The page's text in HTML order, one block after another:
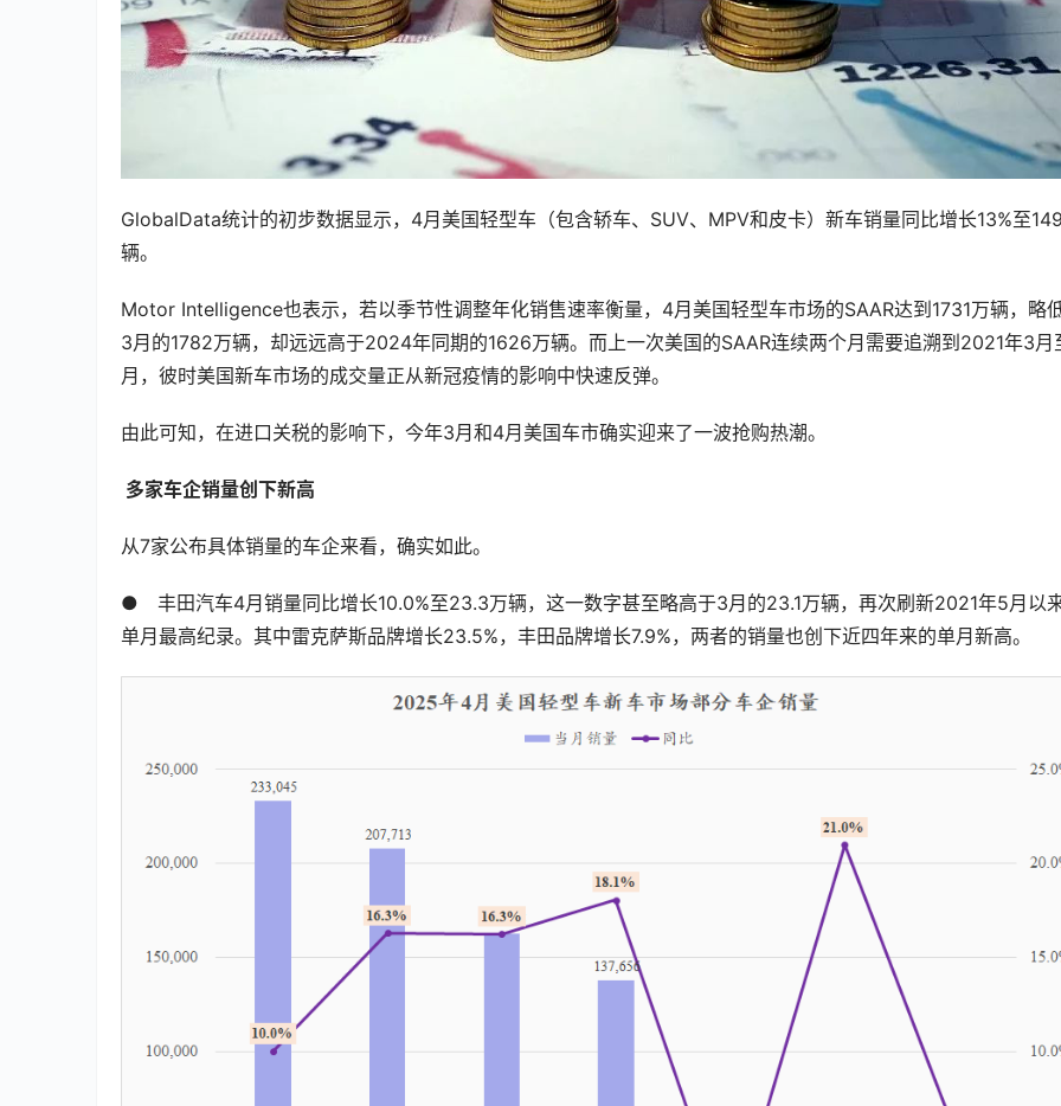
GlobalData统计的初步数据显示，4月美国轻型车（包含轿车、SUV、MPV和皮卡）新车销量同比增长13%至
辆。
Motor Intelligence也表示，若以季节性调整年化销售速率衡量，4月美国轻型车市场的SAAR达到1731万辆，略
3月的1782万辆，却远远高于2024年同期的1626万辆。而上一次美国的SAAR连续两个月需要追溯到2021年3月
月，彼时美国新车市场的成交量正从新冠疫情的影响中快速反弹。
由此可知，在进口关税的影响下，今年3月和4月美国车市确实迎来了一波抢购热潮。
多家车企销量创下新高
从7家公布具体销量的车企来看，确实如此。
●　丰田汽车4月销量同比增长10.0%至23.3万辆，这一数字甚至略高于3月的23.1万辆，再次刷新2021年5月以
单月最高纪录。其中雷克萨斯品牌增长23.5%，丰田品牌增长7.9%，两者的销量也创下近四年来的单月新高。